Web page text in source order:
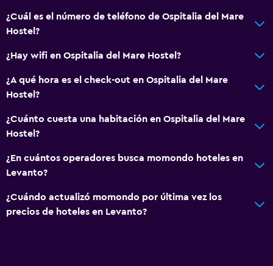
¿Cuál es el número de teléfono de Ospitalia del Mare
Hostel?
¿Hay wifi en Ospitalia del Mare Hostel?
¿A qué hora es el check-out en Ospitalia del Mare
Hostel?
¿Cuánto cuesta una habitación en Ospitalia del Mare
Hostel?
¿En cuántos operadores busca momondo hoteles en
Levanto?
¿Cuándo actualizó momondo por última vez los
precios de hoteles en Levanto?